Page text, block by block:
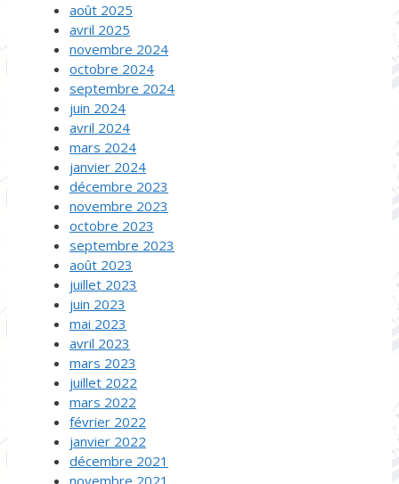
août 2025
avril 2025
novembre 2024
octobre 2024
septembre 2024
juin 2024
avril 2024
mars 2024
janvier 2024
décembre 2023
novembre 2023
octobre 2023
septembre 2023
août 2023
juillet 2023
juin 2023
mai 2023
avril 2023
mars 2023
juillet 2022
mars 2022
février 2022
janvier 2022
décembre 2021